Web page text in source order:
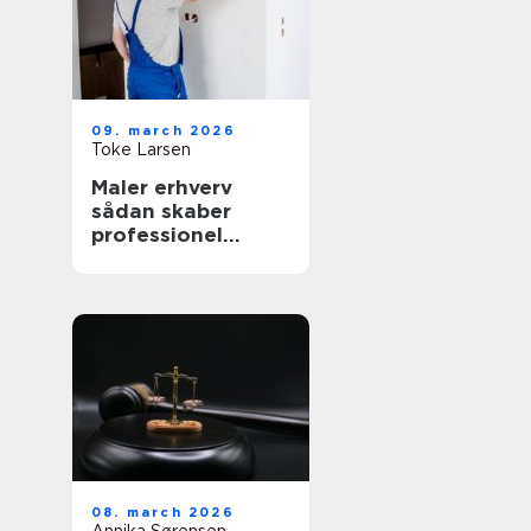
09. march 2026
Toke Larsen
Maler erhverv
sådan skaber
professionel
08. march 2026